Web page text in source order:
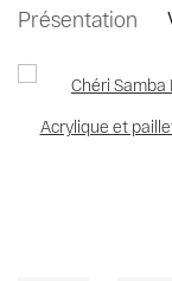
Présentation
Open a larger